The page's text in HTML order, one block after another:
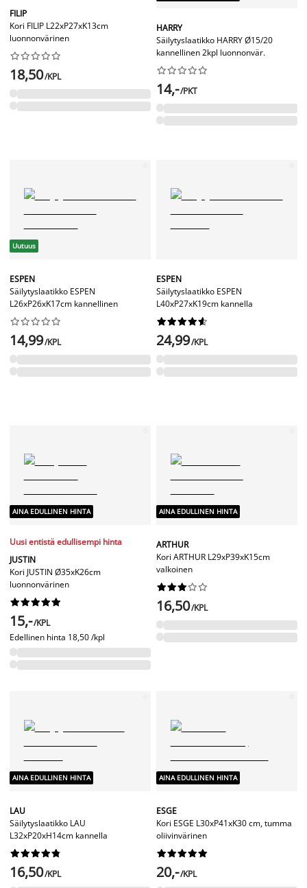
FILIP
Kori FILIP L22xP27xK13cm
luonnonvärinen






18,50/KPL
HARRY
Säilytyslaatikko HARRY Ø15/20
kannellinen 2kpl luonnonvär.






14,-/PKT
Uutuus
ESPEN
Säilytyslaatikko ESPEN
L26xP26xK17cm kannellinen






14,99/KPL
ESPEN
Säilytyslaatikko ESPEN
L40xP27xK19cm kannella






24,99/KPL
AINA EDULLINEN HINTA
Uusi entistä edullisempi hinta
JUSTIN
Kori JUSTIN Ø35xK26cm
luonnonvärinen






15,-/KPL
Edellinen hinta 18,50 /kpl
AINA EDULLINEN HINTA
ARTHUR
Kori ARTHUR L29xP39xK15cm
valkoinen






16,50/KPL
AINA EDULLINEN HINTA
LAU
Säilytyslaatikko LAU
L32xP20xH14cm kannella






16,50/KPL
AINA EDULLINEN HINTA
ESGE
Kori ESGE L30xP41xK30 cm, tumma
oliivinvärinen






20,-/KPL